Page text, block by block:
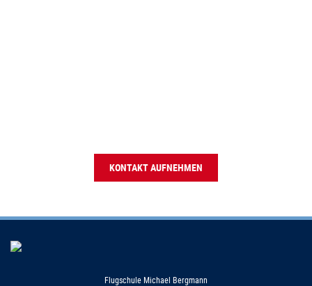
KONTAKT AUFNEHMEN
Flugschule Michael Bergmann